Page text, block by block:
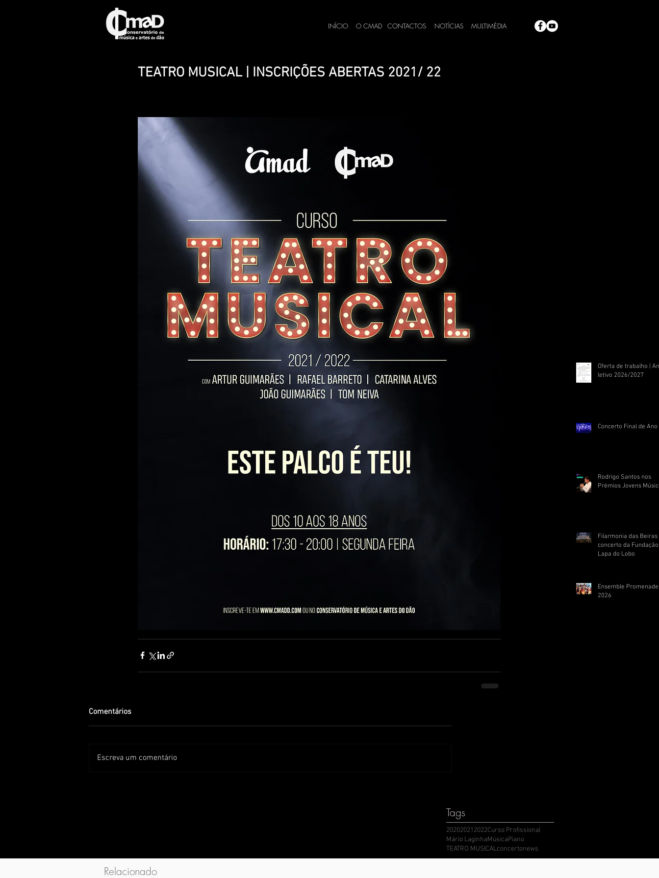
INÍCIO O CMAD CONTACTOS NOTÍCIAS MULTIMÉDIA
TEATRO MUSICAL | INSCRIÇÕES ABERTAS 2021/ 22
Comentários
Escreva um comentário
Oferta de trabalho |
letivo 2026/2027
Concerto Final de Ano
Rodrigo Santos nos
Prémios Jovens
Filarmonia das Beiras
concerto da Fundação
Lapa do Lobo
Ensemble Promenade
2026
Tags
202020212022Curso Profissional
Mário LaginhaMúsicaPiano
TEATRO MUSICALconcertonews
Relacionado